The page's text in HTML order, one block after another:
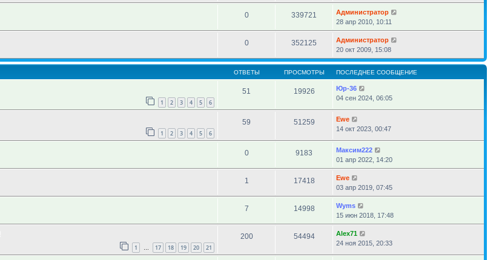
0 339721
Администратор
28 апр 2010, 10:11
0 352125
Администратор
20 окт 2009, 15:08
ОТВЕТЫ ПРОСМОТРЫ ПОСЛЕДНЕЕ СООБЩЕНИЕ
1 2 3 4 5 6
51 19926
Юр-36
04 сен 2024, 06:05
1 2 3 4 5 6
59 51259
Ewe
14 окт 2023, 00:47
0 9183
Максим222
01 апр 2022, 14:20
1 17418
Ewe
03 апр 2019, 07:45
7 14998
Wyms
15 июн 2018, 17:48
1 … 17 18 19 20 21
200 54494
Alex71
24 ноя 2015, 20:33